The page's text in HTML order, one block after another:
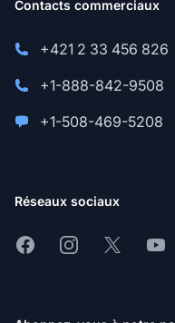
Contacts commerciaux
+421 2 33 456 826
+1-888-842-9508
+1-508-469-5208
Réseaux sociaux
FacebookInstagram
X